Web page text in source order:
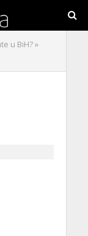
u BiH?»